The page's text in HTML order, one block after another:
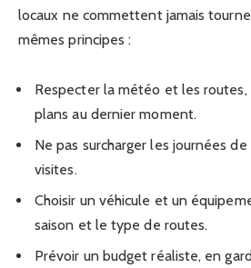
locaux ne commettent jamais
mêmes principes :
Respecter la météo et les
plans au dernier moment.
Ne pas surcharger les journées
visites.
Choisir un véhicule et un
saison et le type de routes.
Prévoir un budget réaliste, en